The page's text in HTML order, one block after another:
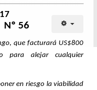
Nº 56
que facturará US$800
para alejar cualquier
en riesgo la viabilidad